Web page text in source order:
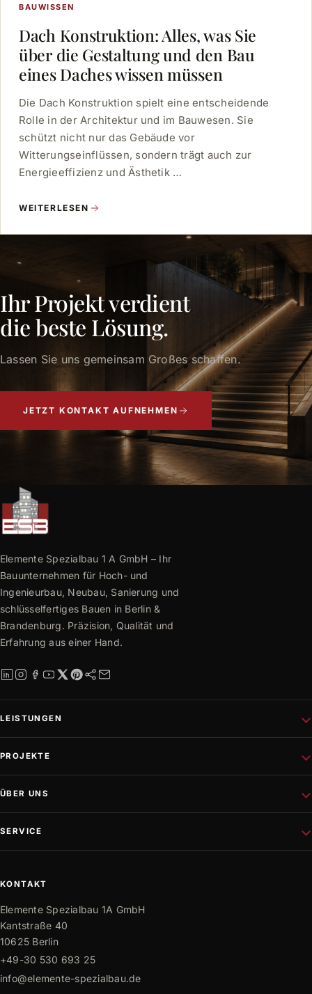
BAUWISSEN
Dach Konstruktion: Alles, was Sie
über die Gestaltung und den Bau
eines Daches wissen müssen
Die Dach Konstruktion spielt eine entscheidende
Rolle in der Architektur und im Bauwesen. Sie
schützt nicht nur das Gebäude vor
Witterungseinflüssen, sondern trägt auch zur
Energieeffizienz und Ästhetik …
WEITERLESEN
Ihr Projekt verdient
die beste Lösung.
Lassen Sie uns gemeinsam Großes schaffen.
JETZT KONTAKT AUFNEHMEN
Elemente Spezialbau 1 A GmbH – Ihr
Bauunternehmen für Hoch- und
Ingenieurbau, Neubau, Sanierung und
schlüsselfertiges Bauen in Berlin &
Brandenburg. Präzision, Qualität und
Erfahrung aus einer Hand.
LEISTUNGEN
Gewerbebau
PROJEKTE
ÜBER UNS
SERVICE
FAQ
KONTAKT
Elemente Spezialbau 1A GmbH
Kantstraße 40
10625 Berlin
+49-30 530 693 25
info@elemente-spezialbau.de